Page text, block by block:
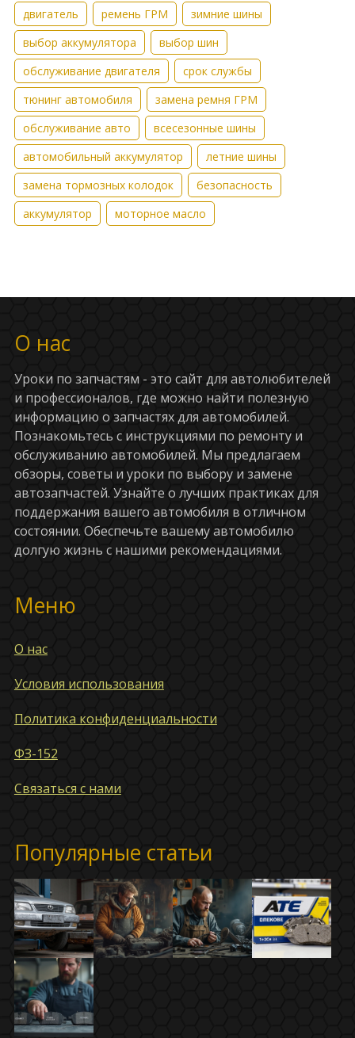
двигатель
ремень ГРМ
зимние шины
выбор аккумулятора
выбор шин
обслуживание двигателя
срок службы
тюнинг автомобиля
замена ремня ГРМ
обслуживание авто
всесезонные шины
автомобильный аккумулятор
летние шины
замена тормозных колодок
безопасность
аккумулятор
моторное масло
О нас
Уроки по запчастям - это сайт для автолюбителей
и профессионалов, где можно найти полезную
информацию о запчастях для автомобилей.
Познакомьтесь с инструкциями по ремонту и
обслуживанию автомобилей. Мы предлагаем
обзоры, советы и уроки по выбору и замене
автозапчастей. Узнайте о лучших практиках для
поддержания вашего автомобиля в отличном
состоянии. Обеспечьте вашему автомобилю
долгую жизнь с нашими рекомендациями.
Меню
О нас
Условия использования
Политика конфиденциальности
ФЗ-152
Связаться с нами
Популярные статьи